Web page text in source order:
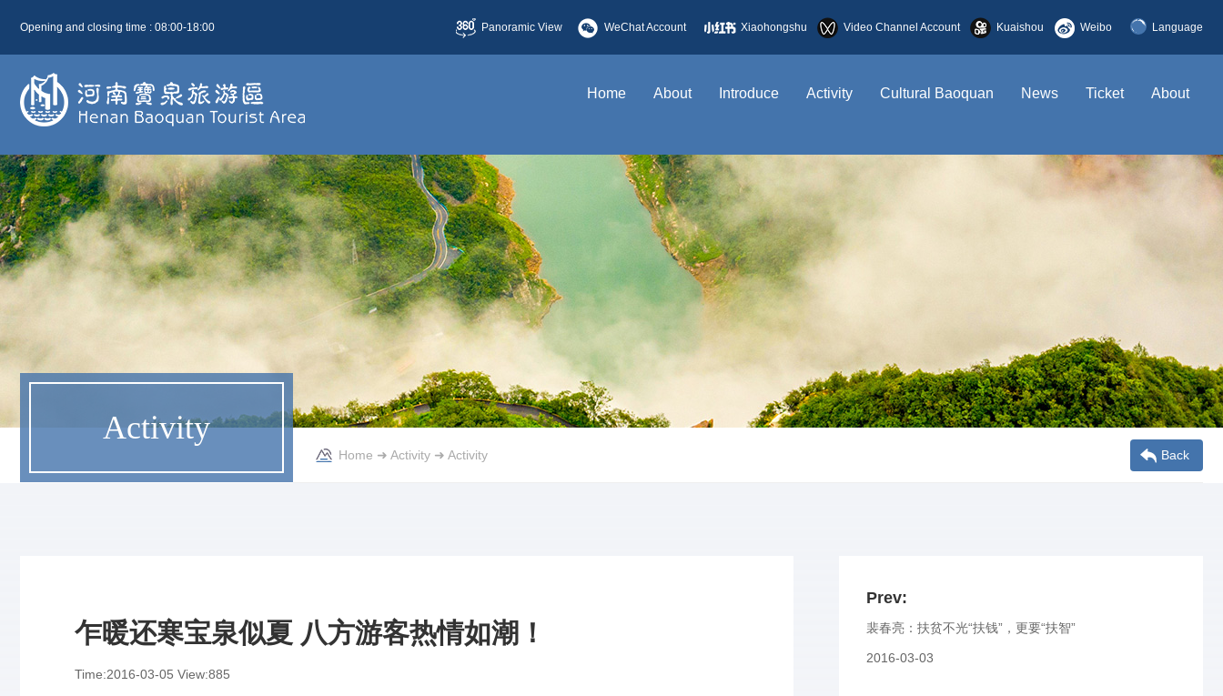
Opening and closing time : 08:00-18:00 Language
English
Panoramic View WeChat Account Xiaohongshu Video Channel Account Kuaishou Weibo
Home About Introduce Activity Cultural Baoquan News Ticket About
Activity
Home ➜ Activity ➜ Activity Back
乍暖还寒宝泉似夏 八方游客热情如潮！
Time:2016-03-05 View:885
Prev:
裴春亮：扶贫不光“扶钱”，更要“扶智”
2016-03-03